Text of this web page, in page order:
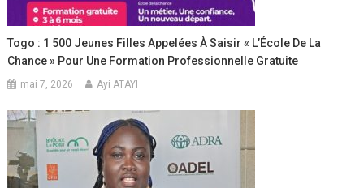
Togo : 1 500 Jeunes Filles Appelées À Saisir « L’École De La
Chance » Pour Une Formation Professionnelle Gratuite
mai 7, 2026 Ayi ATAYI